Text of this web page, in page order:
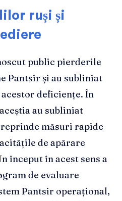
ruși și
public pierderile
Pantsir și au subliniat
deficiențe. În
au subliniat
măsuri rapide
de apărare
început în acest sens a
de evaluare
Pantsir operațional,